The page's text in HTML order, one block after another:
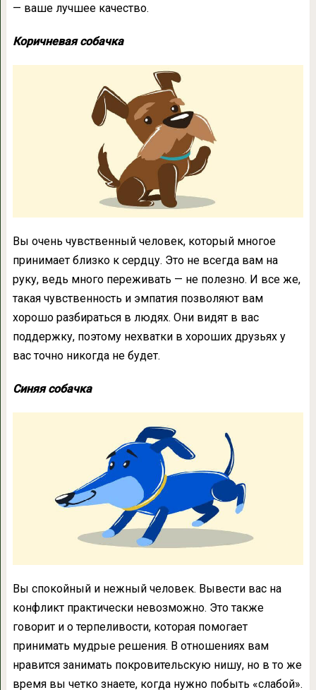
— ваше лучшее качество.
Коричневая собачка
Вы очень чувственный человек, который многое
принимает близко к сердцу. Это не всегда вам на
руку, ведь много переживать — не полезно. И все же,
такая чувственность и эмпатия позволяют вам
хорошо разбираться в людях. Они видят в вас
поддержку, поэтому нехватки в хороших друзьях у
вас точно никогда не будет.
Синяя собачка
Вы спокойный и нежный человек. Вывести вас на
конфликт практически невозможно. Это также
говорит и о терпеливости, которая помогает
принимать мудрые решения. В отношениях вам
нравится занимать покровительскую нишу, но в то же
время вы четко знаете, когда нужно побыть «слабой».